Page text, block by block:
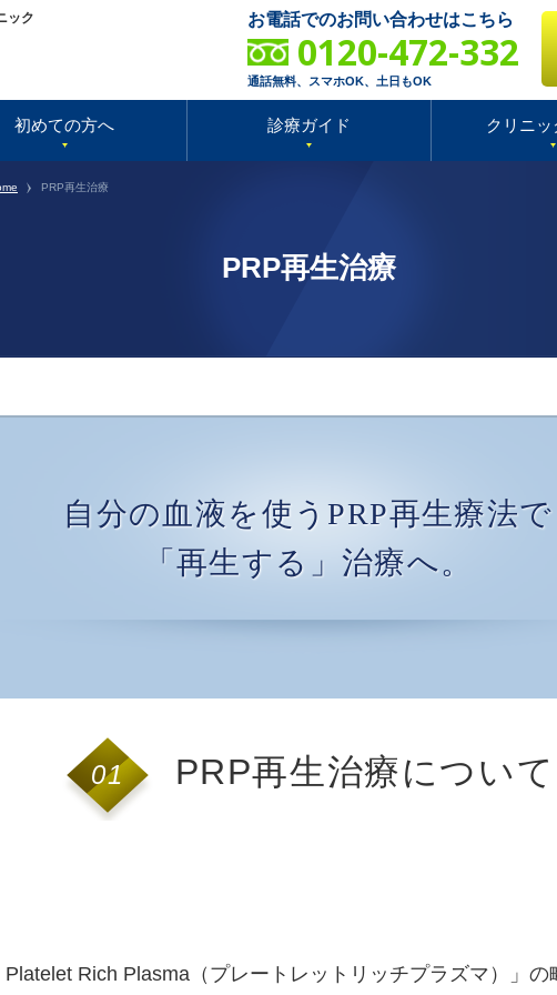
ック お電話でのお問い合わせはこちら
0120-472-332
通話無料、スマホOK、土日もOK
初めての方へ 診療ガイド クリニッ
PRP再生治療
PRP再生治療
自分の血液を使うPRP再生療法で
「再生する」治療へ。
01 PRP再生治療について
Rich Plasma（プレートレットリッチプラズマ）」の